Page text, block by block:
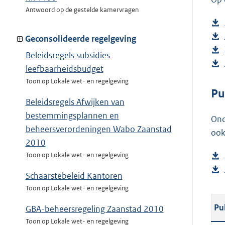
Antwoord op de gestelde kamervragen
Geconsolideerde regelgeving
Beleidsregels subsidies
leefbaarheidsbudget
Toon op Lokale wet- en regelgeving
Beleidsregels Afwijken van
bestemmingsplannen en
beheersverordeningen Wabo Zaanstad
2010
Toon op Lokale wet- en regelgeving
Schaarstebeleid Kantoren
Toon op Lokale wet- en regelgeving
GBA-beheersregeling Zaanstad 2010
Toon op Lokale wet- en regelgeving